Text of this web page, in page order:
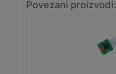
Povezani proizvodi: